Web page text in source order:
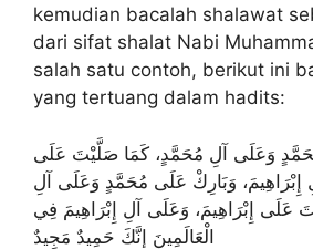
kemudian bacalah shalawat
dari sifat shalat Nabi
salah satu contoh, berikut ini
yang tertuang dalam hadits:
وَعَلَى آلِ مُحَمَّدٍ، كَمَا صَلَّيْتَ عَلَى
إِبْرَاهِيمَ، وَبَارِكْ عَلَى مُحَمَّدٍ وَعَلَى آلِ
عَلَى إِبْرَاهِيمَ، وَعَلَى آلِ إِبْرَاهِيمَ فِي
الْعَالَمِينَ إِنَّكَ حَمِيدٌ مَجِيدٌ